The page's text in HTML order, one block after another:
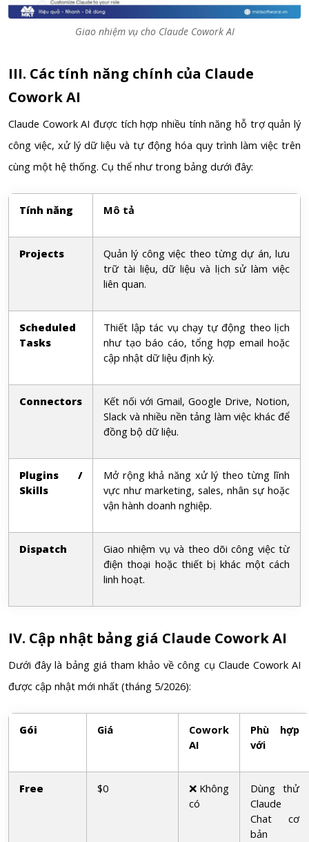
Giao nhiệm vụ cho Claude Cowork AI
III. Các tính năng chính của Claude
Cowork AI
Claude Cowork AI được tích hợp nhiều tính năng hỗ trợ quản lý
công việc, xử lý dữ liệu và tự động hóa quy trình làm việc trên
cùng một hệ thống. Cụ thể như trong bảng dưới đây:
Tính năng Mô tả
Projects
Quản lý công việc theo từng dự án, lưu
trữ tài liệu, dữ liệu và lịch sử làm việc
liên quan.
Scheduled
Tasks
Thiết lập tác vụ chạy tự động theo lịch
như tạo báo cáo, tổng hợp email hoặc
cập nhật dữ liệu định kỳ.
Connectors
Kết nối với Gmail, Google Drive, Notion,
Slack và nhiều nền tảng làm việc khác để
đồng bộ dữ liệu.
Plugins /
Skills
Mở rộng khả năng xử lý theo từng lĩnh
vực như marketing, sales, nhân sự hoặc
vận hành doanh nghiệp.
Dispatch
Giao nhiệm vụ và theo dõi công việc từ
điện thoại hoặc thiết bị khác một cách
linh hoạt.
IV. Cập nhật bảng giá Claude Cowork AI
Dưới đây là bảng giá tham khảo về công cụ Claude Cowork AI
được cập nhật mới nhất (tháng 5/2026):
Gói Giá
Cowork
AI
Phù hợp
với
Free $0
❌ Không
có
Dùng thử
Claude
Chat cơ
bản